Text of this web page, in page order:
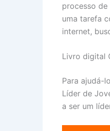
processo
uma tarefa
internet,
Livro digital
Para ajudá-
Líder de
a ser um